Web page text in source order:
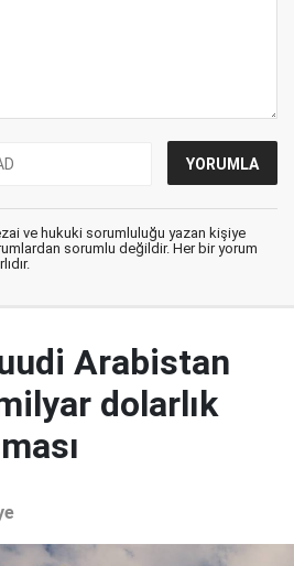
ve hukuki sorumluluğu yazan kişiye
sorumlu değildir. Her bir yorum
Arabistan
dolarlık